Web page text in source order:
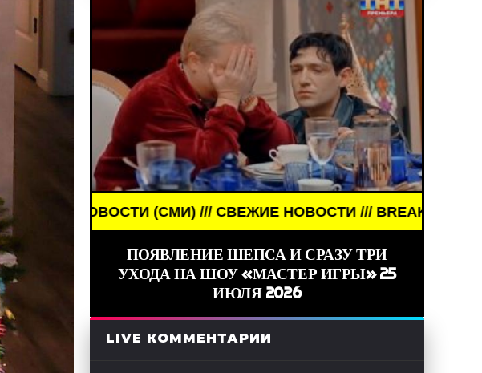
/// СВЕЖИЕ НОВОСТИ /// BREAKING NEWS /// НОВОСТИ
ПОЯВЛЕНИЕ ШЕПСА И СРАЗУ ТРИ
УХОДА НА ШОУ «МАСТЕР ИГРЫ» 25
ИЮЛЯ 2026
LIVE КОММЕНТАРИИ